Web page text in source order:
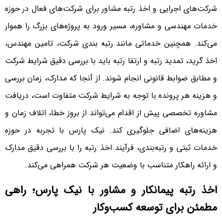
شرکت‌های اجرایی و اخذ رتبه مشاور برای شرکت‌های فعال در حوزه
خدمات مهندسی و مشاوره، مسیر ورود به پروژه‌های بزرگ را هموار
می‌کند. همچنین خدماتی مانند رتبه بندی شرکت، تامین مهندس،
اخذ گرید، تمدید رتبه و ارتقا رتبه باید با بررسی دقیق شرایط شرکت
و مطابق ضوابط قانونی انجام شوند. از آنجا که مدارک، زمان بررسی
و هزینه هر پرونده با توجه به شرایط شرکت متفاوت است، دریافت
مشاوره تخصصی پیش از اقدام می‌تواند از بروز خطا، اتلاف زمان و
هزینه‌های اضافی جلوگیری کند. نیک پارس با تجربه در حوزه
خدمات ثبتی و رتبه‌بندی، فرآیند اخذ رتبه را با بررسی دقیق مدارک
و ارائه راهکار متناسب با وضعیت هر شرکت همراهی می‌کند.
اخذ رتبه پیمانکار و مشاور با نیک پارس؛ راهی
مطمئن برای توسعه کسب‌وکار